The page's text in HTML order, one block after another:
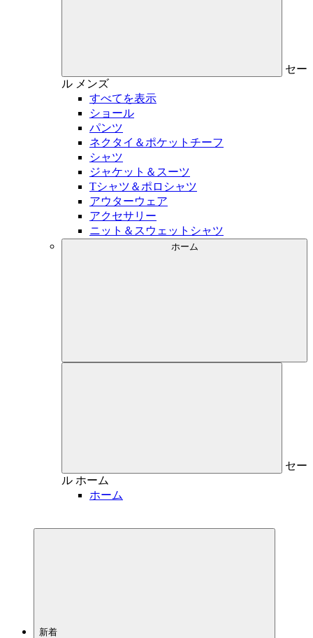
セー
ル メンズ
すべてを表示
ショール
パンツ
ネクタイ＆ポケットチーフ
シャツ
ジャケット＆スーツ
Tシャツ＆ポロシャツ
アウターウェア
アクセサリー
ニット＆スウェットシャツ
ホーム
セー
ル ホーム
ホーム
新着